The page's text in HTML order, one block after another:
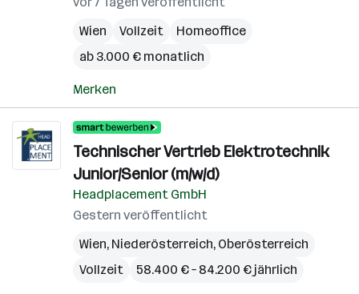
Wien
Vollzeit
Homeoffice
ab 3.000 € monatlich
Merken
Technischer Vertrieb Elektrotechnik
Junior/Senior (m/w/d)
Headplacement GmbH
Gestern veröffentlicht
Wien, Niederösterreich, Oberösterreich
Vollzeit
58.400 € – 84.200 € jährlich